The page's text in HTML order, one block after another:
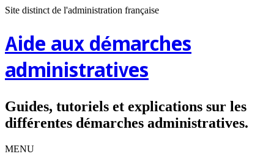
Site distinct de l'administration française
Aide aux démarches
administratives
Guides, tutoriels et explications sur les
différentes démarches administratives.
MENU